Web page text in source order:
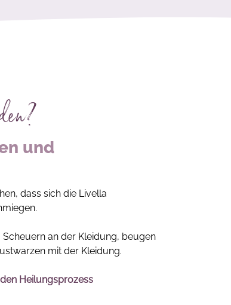
und
dass sich die Livella
an der Kleidung, beugen
mit der Kleidung.
Heilungsprozess